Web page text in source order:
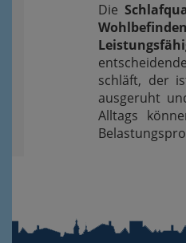
Die
schläft, der
ausgeruht
Alltags